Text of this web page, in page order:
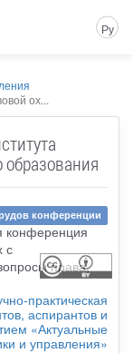
Ру
ох...
конференции
практическая
аспирантов и
«Актуальные
и управления»